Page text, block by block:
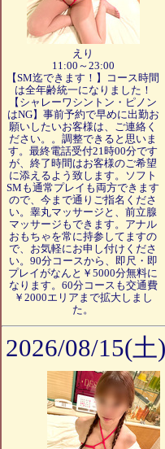
えり
11:00～23:00
【SM迄できます！】コース時間
は全年齢統一になりました！
【シャレーワシントン・ピノン
はNG】事前予約で早めに出勤お
願いしたいお客様は、ご連絡く
ださい。。調整できると思いま
す。最終電話受付21時00分です
が、終了時間はお客様のご希望
に添えるよう致します。ソフト
SMも通常プレイも両方できます
ので、今まで通りご指名くださ
い。睾丸マッサージと、前立腺
マッサージもできます。アナル
おもちゃを常に持参してますの
で、お気軽にお申し付けくださ
い。90分コースから、即尺・即
プレイがなんと￥5000分無料に
なります。60分コースも交通費
￥2000エリアまで拡大しまし
た。
2026/08/15(土)